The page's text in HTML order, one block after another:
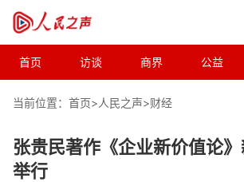
首页 访谈 商界 公益
当前位置：首页>人民之声>财经
张贵民著作《企业新价值论
举行